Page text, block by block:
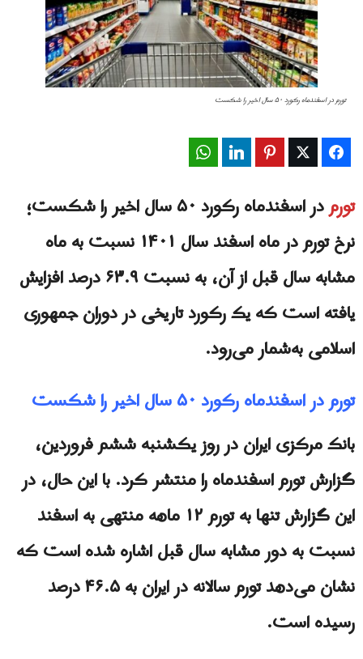
تورم در اسفندماه رکورد ۵۰ سال اخیر را شکست
Facebook
Twitter
Pinterest
LinkedIn
تورم
در اسفندماه رکورد ۵۰ سال اخیر را شکست؛
نرخ تورم در ماه اسفند سال ۱۴۰۱ نسبت به ماه
مشابه سال قبل از آن، به نسبت ۶۳.۹ درصد افزایش
یافته است که یک رکورد تاریخی در دوران جمهوری
اسلامی به‌شمار می‌رود.
تورم در اسفندماه رکورد ۵۰ سال اخیر را شکست
بانک مرکزی ایران در روز یکشنبه ششم فروردین،
گزارش تورم اسفندماه را منتشر کرد. با این حال، در
این گزارش تنها به تورم ۱۲ ماهه منتهی به اسفند
نسبت به دور مشابه سال قبل اشاره شده است که
نشان می‌دهد تورم سالانه در ایران به ۴۶.۵ درصد
رسیده است.